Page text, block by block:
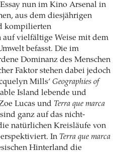
nun im Kino Arsenal in
aus dem diesjährigen
kompilierten
auf vielfältige Weise mit dem
befasst. Die im
Dominanz des Menschen
Faktor stehen dabei jedoch
Mills’ Geographies of
Island lebende und
Lucas und Terra que marca
ganz auf das nicht-
natürlichen Kreisläufe von
In Terra que marca
Hinterland die